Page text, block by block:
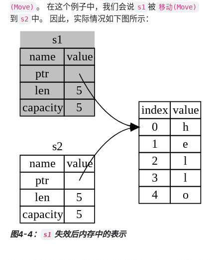
(Move) 。 在这个例子中，我们会说 s1 被 移动(Move)
到 s2 中。 因此，实际情况如下图所示：
图4-4： s1 失效后内存中的表示